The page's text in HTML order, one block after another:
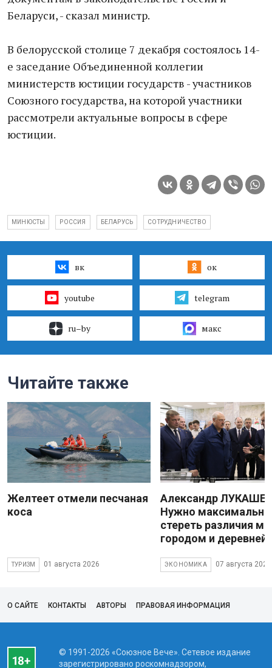
Беларуси, - сказал министр.
В белорусской столице 7 декабря состоялось 14-
е заседание Объединенной коллегии
министерств юстиции государств - участников
Союзного государства, на которой участники
рассмотрели актуальные вопросы в сфере
юстиции.
МИНЮСТЫ РОССИЯ БЕЛАРУСЬ СОТРУДНИЧЕСТВО
вк ок
youtube telegram
ru–by макс
Читайте также
Желтеет отмели песчаная
коса
ТУРИЗМ 01 августа 2026
Александр
Нужно максимально
стереть различия
городом и деревней
ЭКОНОМИКА 07 августа 2026
О САЙТЕ КОНТАКТЫ АВТОРЫ ПРАВОВАЯ ИНФОРМАЦИЯ
© 1991-2026 «Союзное Вече». Сетевое издание
зарегистрировано роскомнадзором,